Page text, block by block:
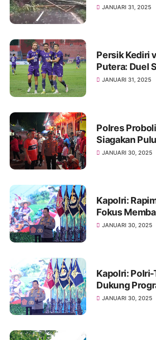
Total
JANUARI 31, 2025
Persik Kediri
Putera: Duel
ke-21 BRI
JANUARI 31, 2025
Polres
Siagakan
Perayaan
JANUARI 30, 2025
Kapolri:
Fokus
Penguatan
JANUARI 30, 2025
Kapolri: Polri-
Dukung
Bergizi Gratis
JANUARI 30, 2025